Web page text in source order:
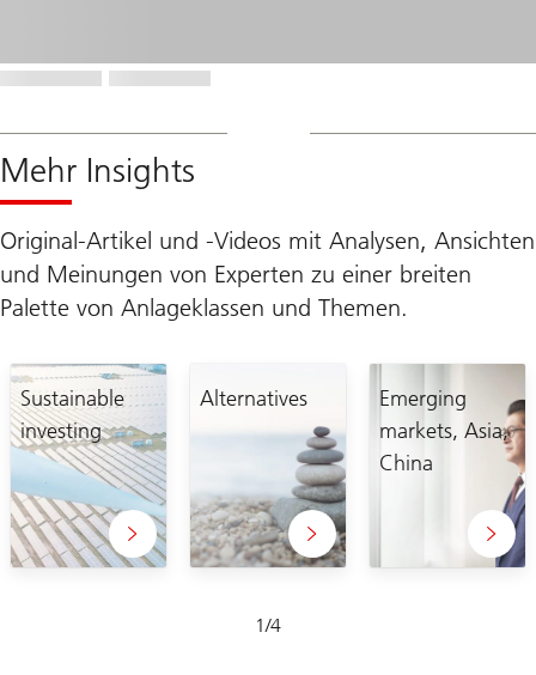
Mehr Insights
Original-Artikel und -Videos mit Analysen, Ansichten
und Meinungen von Experten zu einer breiten
Palette von Anlageklassen und Themen.
Sustainable
investing
Alternatives
Emerging
markets, Asia,
China
1/4
1-